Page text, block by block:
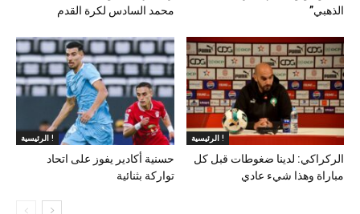
محمد السادس لكرة القدم
الذهبي”
الرئيسية !
حسنية أكادير يفوز على اتحاد
تواركة بثنائية
الرئيسية !
الركراكي: لدينا ضغوطات قبل كل
مباراة وهذا شيء عادي